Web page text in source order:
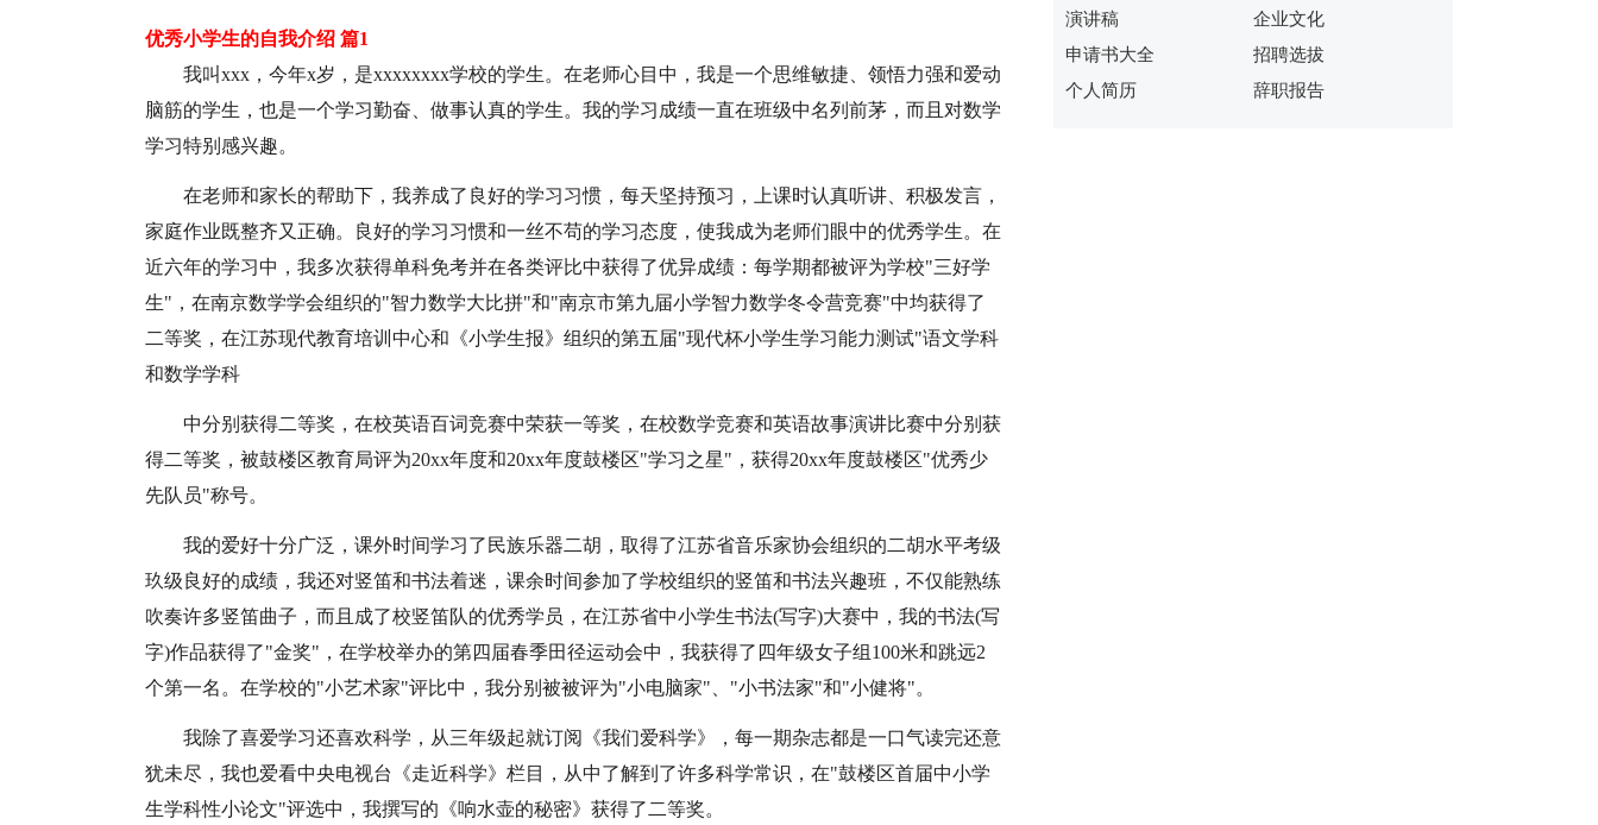
优秀小学生的自我介绍 篇1
我叫xxx，今年x岁，是xxxxxxxx学校的学生。在老师心目中，我是一个思维敏捷、领悟力强和爱动
脑筋的学生，也是一个学习勤奋、做事认真的学生。我的学习成绩一直在班级中名列前茅，而且对数学
学习特别感兴趣。
在老师和家长的帮助下，我养成了良好的学习习惯，每天坚持预习，上课时认真听讲、积极发言，
家庭作业既整齐又正确。良好的学习习惯和一丝不苟的学习态度，使我成为老师们眼中的优秀学生。在
近六年的学习中，我多次获得单科免考并在各类评比中获得了优异成绩：每学期都被评为学校"三好学
生"，在南京数学学会组织的"智力数学大比拼"和"南京市第九届小学智力数学冬令营竞赛"中均获得了
二等奖，在江苏现代教育培训中心和《小学生报》组织的第五届"现代杯小学生学习能力测试"语文学科
和数学学科
中分别获得二等奖，在校英语百词竞赛中荣获一等奖，在校数学竞赛和英语故事演讲比赛中分别获
得二等奖，被鼓楼区教育局评为20xx年度和20xx年度鼓楼区"学习之星"，获得20xx年度鼓楼区"优秀少
先队员"称号。
我的爱好十分广泛，课外时间学习了民族乐器二胡，取得了江苏省音乐家协会组织的二胡水平考级
玖级良好的成绩，我还对竖笛和书法着迷，课余时间参加了学校组织的竖笛和书法兴趣班，不仅能熟练
吹奏许多竖笛曲子，而且成了校竖笛队的优秀学员，在江苏省中小学生书法(写字)大赛中，我的书法(写
字)作品获得了"金奖"，在学校举办的第四届春季田径运动会中，我获得了四年级女子组100米和跳远2
个第一名。在学校的"小艺术家"评比中，我分别被被评为"小电脑家"、"小书法家"和"小健将"。
我除了喜爱学习还喜欢科学，从三年级起就订阅《我们爱科学》，每一期杂志都是一口气读完还意
犹未尽，我也爱看中央电视台《走近科学》栏目，从中了解到了许多科学常识，在"鼓楼区首届中小学
生学科性小论文"评选中，我撰写的《响水壶的秘密》获得了二等奖。
文集合7篇
演讲稿
企业文化
申请书大全
招聘选拔
个人简历
辞职报告